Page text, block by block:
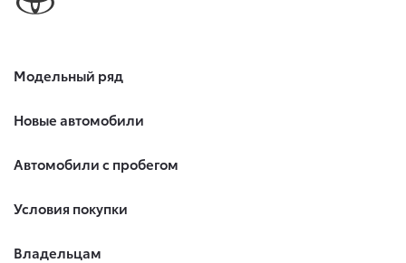
Модельный ряд
Новые автомобили
Автомобили с пробегом
Условия покупки
Владельцам